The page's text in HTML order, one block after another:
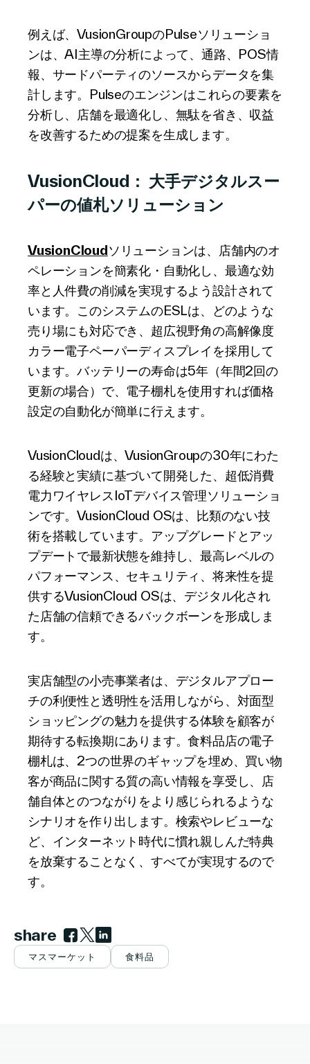
例えば、VusionGroupのPulseソリューショ
ンは、AI主導の分析によって、通路、POS情
報、サードパーティのソースからデータを集
計します。Pulseのエンジンはこれらの要素を
分析し、店舗を最適化し、無駄を省き、収益
を改善するための提案を生成します。
VusionCloud： 大手デジタルスー
パーの値札ソリューション
VusionCloudソリューションは、店舗内のオ
ペレーションを簡素化・自動化し、最適な効
率と人件費の削減を実現するよう設計されて
います。このシステムのESLは、どのような
売り場にも対応でき、超広視野角の高解像度
カラー電子ペーパーディスプレイを採用して
います。バッテリーの寿命は5年（年間2回の
更新の場合）で、電子棚札を使用すれば価格
設定の自動化が簡単に行えます。
VusionCloudは、VusionGroupの30年にわた
る経験と実績に基づいて開発した、超低消費
電力ワイヤレスIoTデバイス管理ソリューショ
ンです。VusionCloud OSは、比類のない技
術を搭載しています。アップグレードとアッ
プデートで最新状態を維持し、最高レベルの
パフォーマンス、セキュリティ、将来性を提
供するVusionCloud OSは、デジタル化され
た店舗の信頼できるバックボーンを形成しま
す。
実店舗型の小売事業者は、デジタルアプロー
チの利便性と透明性を活用しながら、対面型
ショッピングの魅力を提供する体験を顧客が
期待する転換期にあります。食料品店の電子
棚札は、2つの世界のギャップを埋め、買い物
客が商品に関する質の高い情報を享受し、店
舗自体とのつながりをより感じられるような
シナリオを作り出します。検索やレビューな
ど、インターネット時代に慣れ親しんだ特典
を放棄することなく、すべてが実現するので
す。
share
Link to facebook
Link to twitter
Link to linkedin
マスマーケット 食料品